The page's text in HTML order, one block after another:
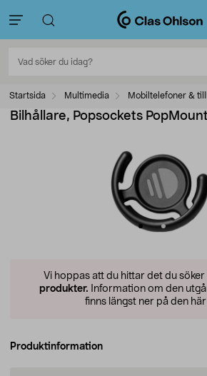
Startsida Multimedia Mobiltelefoner &
Bilhållare, Popsockets
Vi hoppas att du hittar det du
produkter. Information om den
finns längst ner på den
Produktinformation